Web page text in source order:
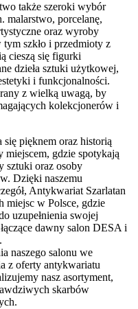
także szeroki wybór
malarstwo, porcelanę,
oraz wyroby
szkło i przedmioty z
cieszą się figurki
dzieła sztuki użytkowej,
i funkcjonalności.
z wielką uwagą, by
kolekcjonerów i
pięknem oraz historią
miejscem, gdzie spotykają
sztuki oraz osoby
Dzięki naszemu
Antykwariat Szarlatan
miejsc w Polsce, gdzie
uzupełnienia swojej
dawny salon DESA i
naszego salonu we
z oferty antykwariatu
nasz asortyment,
skarbów